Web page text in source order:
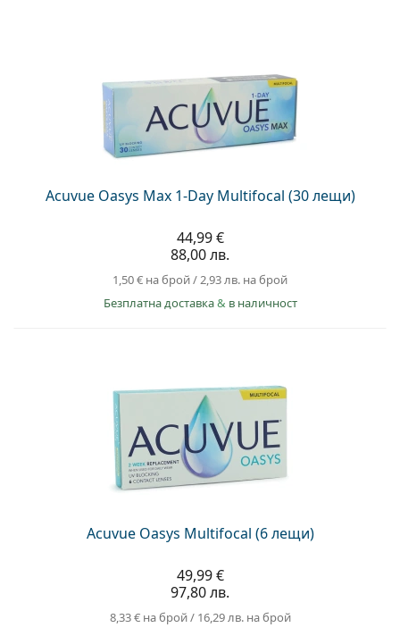
Acuvue Oasys Max 1-Day Multifocal (30 лещи)
44,99 €
88,00 лв.
1,50 € на брой/ 2,93 лв. на брой
Безплатна доставка& в наличност
Acuvue Oasys Multifocal (6 лещи)
49,99 €
97,80 лв.
8,33 €на брой/ 16,29 лв.на брой